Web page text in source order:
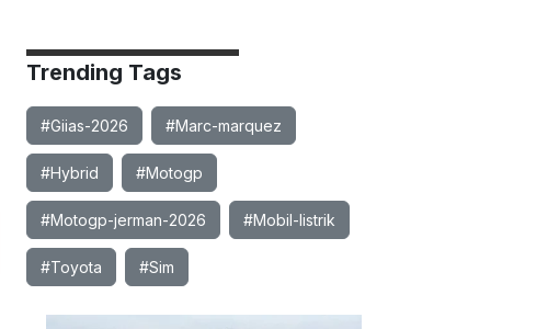
Trending Tags
#Giias-2026 #Marc-marquez
#Hybrid #Motogp
#Motogp-jerman-2026 #Mobil-listrik
#Toyota #Sim